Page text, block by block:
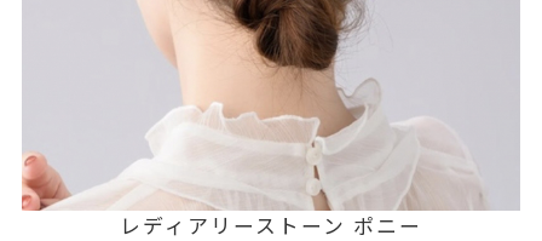
レディアリーストーン ポニー